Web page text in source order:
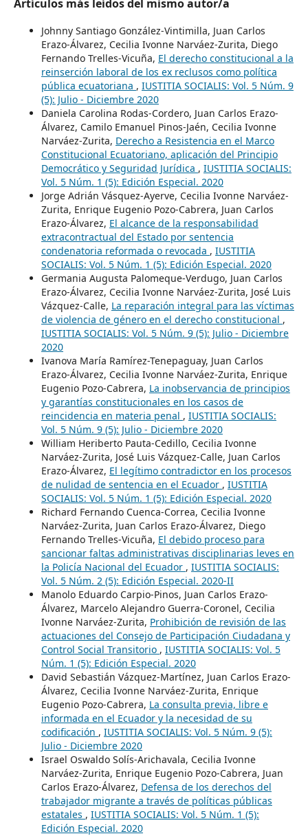
Artículos más leídos del mismo autor/a
Johnny Santiago González-Vintimilla, Juan Carlos
Erazo-Álvarez, Cecilia Ivonne Narváez-Zurita, Diego
Fernando Trelles-Vicuña, El derecho constitucional a la
reinserción laboral de los ex reclusos como política
pública ecuatoriana , IUSTITIA SOCIALIS: Vol. 5 Núm. 9
(5): Julio - Diciembre 2020
Daniela Carolina Rodas-Cordero, Juan Carlos Erazo-
Álvarez, Camilo Emanuel Pinos-Jaén, Cecilia Ivonne
Narváez-Zurita, Derecho a Resistencia en el Marco
Constitucional Ecuatoriano, aplicación del Principio
Democrático y Seguridad Jurídica , IUSTITIA SOCIALIS:
Vol. 5 Núm. 1 (5): Edición Especial. 2020
Jorge Adrián Vásquez-Ayerve, Cecilia Ivonne Narváez-
Zurita, Enrique Eugenio Pozo-Cabrera, Juan Carlos
Erazo-Álvarez, El alcance de la responsabilidad
extracontractual del Estado por sentencia
condenatoria reformada o revocada , IUSTITIA
SOCIALIS: Vol. 5 Núm. 1 (5): Edición Especial. 2020
Germania Augusta Palomeque-Verdugo, Juan Carlos
Erazo-Álvarez, Cecilia Ivonne Narváez-Zurita, José Luis
Vázquez-Calle, La reparación integral para las víctimas
de violencia de género en el derecho constitucional ,
IUSTITIA SOCIALIS: Vol. 5 Núm. 9 (5): Julio - Diciembre
2020
Ivanova María Ramírez-Tenepaguay, Juan Carlos
Erazo-Álvarez, Cecilia Ivonne Narváez-Zurita, Enrique
Eugenio Pozo-Cabrera, La inobservancia de principios
y garantías constitucionales en los casos de
reincidencia en materia penal , IUSTITIA SOCIALIS:
Vol. 5 Núm. 9 (5): Julio - Diciembre 2020
William Heriberto Pauta-Cedillo, Cecilia Ivonne
Narváez-Zurita, José Luis Vázquez-Calle, Juan Carlos
Erazo-Álvarez, El legítimo contradictor en los procesos
de nulidad de sentencia en el Ecuador , IUSTITIA
SOCIALIS: Vol. 5 Núm. 1 (5): Edición Especial. 2020
Richard Fernando Cuenca-Correa, Cecilia Ivonne
Narváez-Zurita, Juan Carlos Erazo-Álvarez, Diego
Fernando Trelles-Vicuña, El debido proceso para
sancionar faltas administrativas disciplinarias leves en
la Policía Nacional del Ecuador , IUSTITIA SOCIALIS:
Vol. 5 Núm. 2 (5): Edición Especial. 2020-II
Manolo Eduardo Carpio-Pinos, Juan Carlos Erazo-
Álvarez, Marcelo Alejandro Guerra-Coronel, Cecilia
Ivonne Narváez-Zurita, Prohibición de revisión de las
actuaciones del Consejo de Participación Ciudadana y
Control Social Transitorio , IUSTITIA SOCIALIS: Vol. 5
Núm. 1 (5): Edición Especial. 2020
David Sebastián Vázquez-Martínez, Juan Carlos Erazo-
Álvarez, Cecilia Ivonne Narváez-Zurita, Enrique
Eugenio Pozo-Cabrera, La consulta previa, libre e
informada en el Ecuador y la necesidad de su
codificación , IUSTITIA SOCIALIS: Vol. 5 Núm. 9 (5):
Julio - Diciembre 2020
Israel Oswaldo Solís-Arichavala, Cecilia Ivonne
Narváez-Zurita, Enrique Eugenio Pozo-Cabrera, Juan
Carlos Erazo-Álvarez, Defensa de los derechos del
trabajador migrante a través de políticas públicas
estatales , IUSTITIA SOCIALIS: Vol. 5 Núm. 1 (5):
Edición Especial. 2020